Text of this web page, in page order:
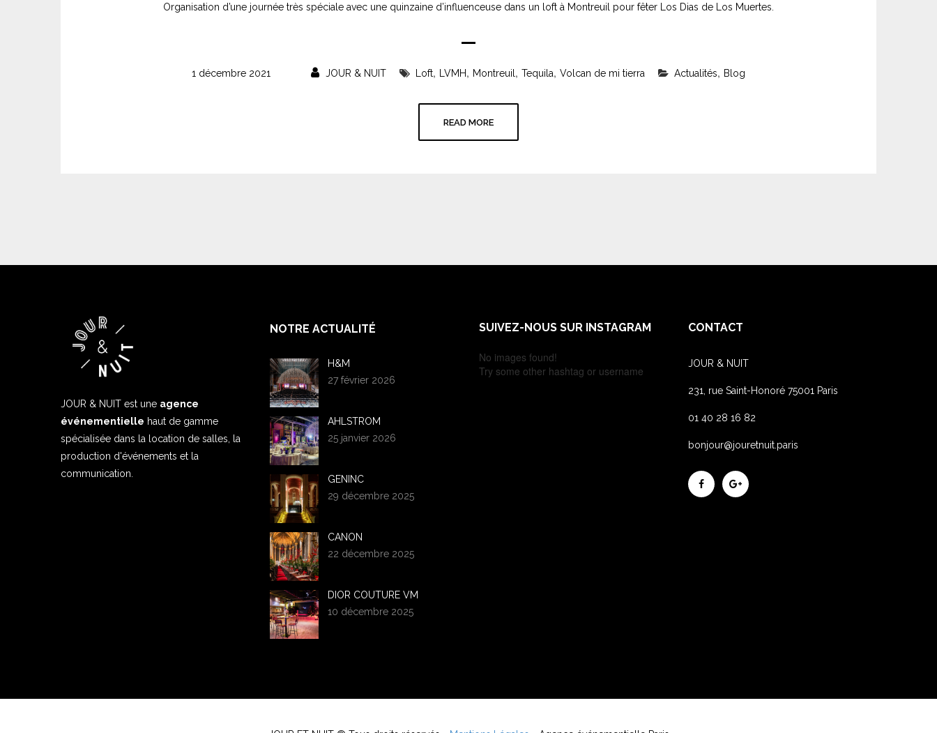
Organisation d’une journée très spéciale avec une quinzaine d’influenceuse dans un loft à Montreuil pour fêter Los Dias de Los Muertes.
1 décembre 2021 JOUR & NUIT Loft, LVMH, Montreuil , Tequila, Volcan de mi tierra Actualités, Blog
READ MORE
JOUR & NUIT est une agence
événementielle haut de gamme
spécialisée dans la location de salles, la
production d'événements et la
communication.
NOTRE ACTUALITÉ
H&M
27 février 2026
AHLSTROM
25 janvier 2026
GENINC
29 décembre 2025
CANON
22 décembre 2025
DIOR COUTURE VM
10 décembre 2025
SUIVEZ-NOUS SUR INSTAGRAM
No images found!
Try some other hashtag or username
CONTACT
JOUR & NUIT
231, rue Saint-Honoré 75001 Paris
01 40 28 16 82
bonjour@jouretnuit.paris